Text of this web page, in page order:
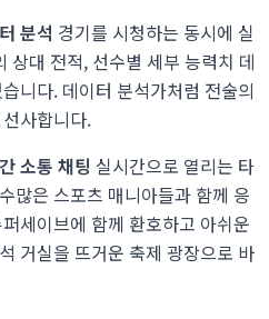
분석 경기를 시청하는 동시에 실
상대 전적, 선수별 세부 능력치 데
니다. 데이터 분석가처럼 전술의
사합니다.
소통 채팅 실시간으로 열리는 타
많은 스포츠 매니아들과 함께 응
세이브에 함께 환호하고 아쉬운
거실을 뜨거운 축제 광장으로 바